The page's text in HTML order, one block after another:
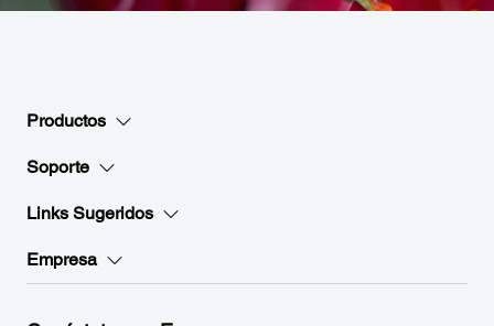
Productos
Soporte
Links Sugeridos
Empresa